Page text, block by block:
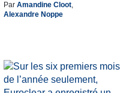
Par Amandine Cloot,
Alexandre Noppe